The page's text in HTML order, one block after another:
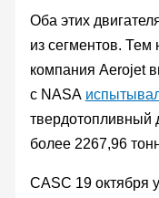
Оба этих
из сегментов.
компания Aerojet
с NASA
твердотопливный
более 2267,96
CASC 19 октября